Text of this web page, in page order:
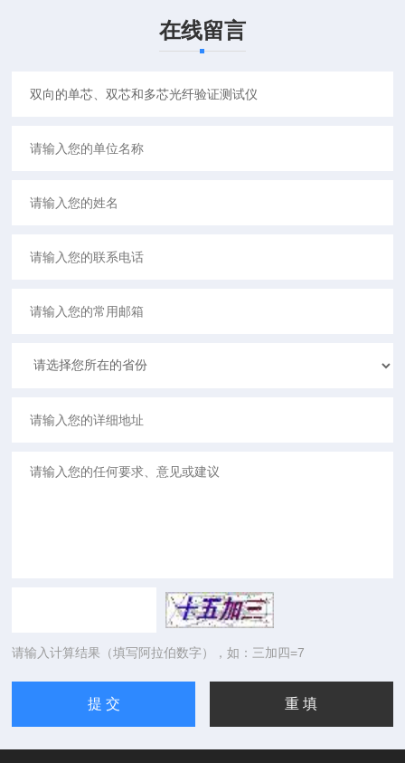
在线留言
请输入计算结果（填写阿拉伯数字），如：三加四=7